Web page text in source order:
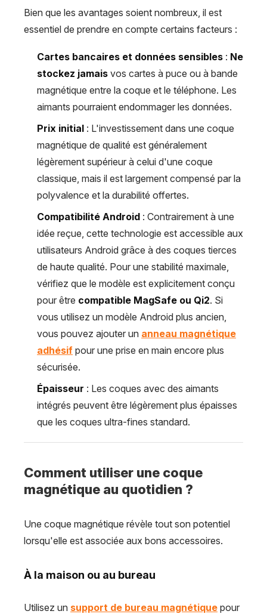
Bien que les avantages soient nombreux, il est
essentiel de prendre en compte certains facteurs :
Cartes bancaires et données sensibles : Ne
stockez jamais vos cartes à puce ou à bande
magnétique entre la coque et le téléphone. Les
aimants pourraient endommager les données.
Prix initial : L'investissement dans une coque
magnétique de qualité est généralement
légèrement supérieur à celui d'une coque
classique, mais il est largement compensé par la
polyvalence et la durabilité offertes.
Compatibilité Android : Contrairement à une
idée reçue, cette technologie est accessible aux
utilisateurs Android grâce à des coques tierces
de haute qualité. Pour une stabilité maximale,
vérifiez que le modèle est explicitement conçu
pour être compatible MagSafe ou Qi2. Si
vous utilisez un modèle Android plus ancien,
vous pouvez ajouter un anneau magnétique
adhésif pour une prise en main encore plus
sécurisée.
Épaisseur : Les coques avec des aimants
intégrés peuvent être légèrement plus épaisses
que les coques ultra-fines standard.
Comment utiliser une coque
magnétique au quotidien ?
Une coque magnétique révèle tout son potentiel
lorsqu'elle est associée aux bons accessoires.
À la maison ou au bureau
Utilisez un support de bureau magnétique pour